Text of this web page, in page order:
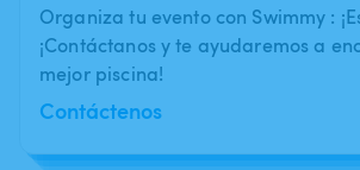
Organiza tu evento con Swimmy :
¡Contáctanos y te ayudaremos a
mejor piscina!
Contáctenos